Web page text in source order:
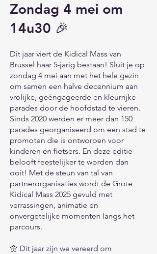
Zondag 4 mei om
14u30 🎉
Dit jaar viert de Kidical Mass van
Brussel haar 5-jarig bestaan! Sluit je op
zondag 4 mei aan met het hele gezin
om samen een halve decennium aan
vrolijke, geëngageerde en kleurrijke
parades door de hoofdstad te vieren.
Sinds 2020 werden er meer dan 150
parades georganiseerd om een stad te
promoten die is ontworpen voor
kinderen en fietsers. En deze editie
belooft feestelijker te worden dan
ooit! Met de steun van tal van
partnerorganisaties wordt de Grote
Kidical Mass 2025 gevuld met
verrassingen, animatie en
onvergetelijke momenten langs het
parcours.
🌼 Dit jaar zijn we vereerd om